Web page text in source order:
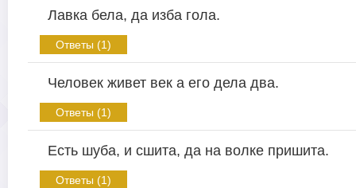
Лавка бела, да изба гола.
Ответы (1)
Человек живет век а его дела два.
Ответы (1)
Есть шуба, и сшита, да на волке пришита.
Ответы (1)